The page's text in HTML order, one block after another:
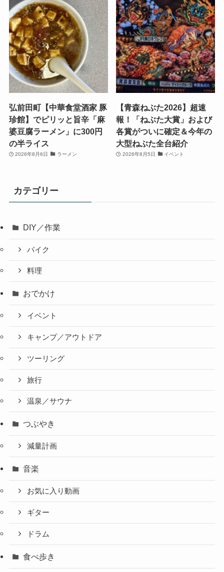
弘前田町【中華食堂酒家 豚
珍館】でピリッと旨辛「麻
婆豆腐ラーメン」に300円
の半ライス
2026年8月6日 ラーメン
【青森ねぶた2026】超速
報！「ねぶた大賞」および
各賞がついに確定＆今年の
大型ねぶた全台紹介
2026年8月5日 イベント
カテゴリー
DIY／作業
バイク
料理
おでかけ
イベント
キャンプ／アウトドア
ツーリング
旅行
温泉／サウナ
つぶやき
減量計画
音楽
お気に入り動画
ギター
ドラム
食べ歩き